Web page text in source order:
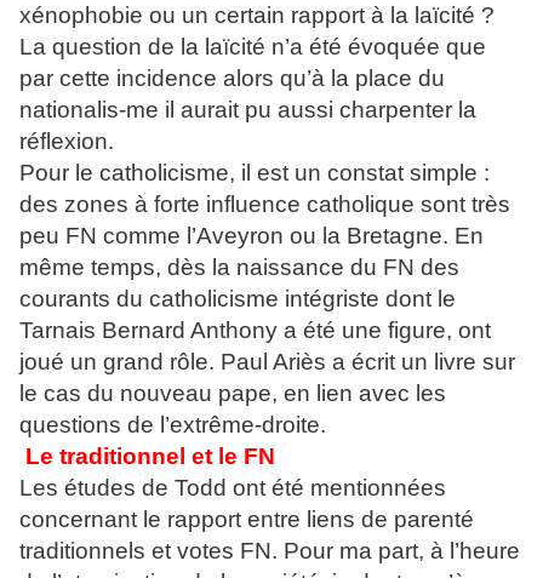
xénophobie ou un certain rapport à la laïcité ?
La question de la laïcité n’a été évoquée que
par cette incidence alors qu’à la place du
nationalis-me il aurait pu aussi charpenter la
réflexion.
Pour le catholicisme, il est un constat simple :
des zones à forte influence catholique sont très
peu FN comme l’Aveyron ou la Bretagne. En
même temps, dès la naissance du FN des
courants du catholicisme intégriste dont le
Tarnais Bernard Anthony a été une figure, ont
joué un grand rôle. Paul Ariès a écrit un livre sur
le cas du nouveau pape, en lien avec les
questions de l’extrême-droite.
Le traditionnel et le FN
Les études de Todd ont été mentionnées
concernant le rapport entre liens de parenté
traditionnels et votes FN. Pour ma part, à l’heure